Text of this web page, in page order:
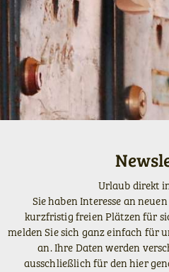
Urlaub direkt
Sie haben Interesse an
kurzfristig freien Plätzen für
melden Sie sich ganz einfach für
an. Ihre Daten werden
ausschließlich für den hier